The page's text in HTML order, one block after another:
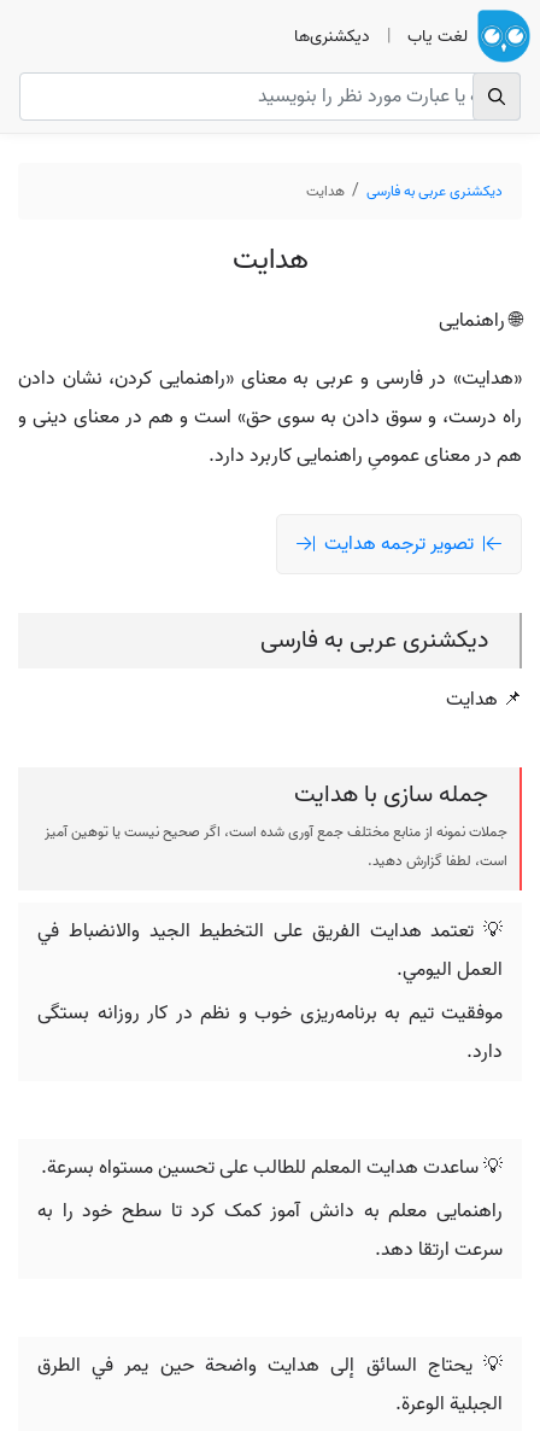
لغت یاب | دیکشنری‌ها
دیکشنری عربی به فارسی هدایت
هدایت
🌐 راهنمایی
«هدایت» در فارسی و عربی به معنای «راهنمایی کردن، نشان دادن
راه درست، و سوق دادن به سوی حق» است و هم در معنای دینی و
هم در معنای عمومیِ راهنمایی کاربرد دارد.
تصویر ترجمه هدایت
دیکشنری عربی به فارسی
📌 هدایت
جمله سازی با هدایت
جملات نمونه از منابع مختلف جمع آوری شده است، اگر صحیح نیست یا توهین آمیز
است، لطفا گزارش دهید.
💡 تعتمد هدایت الفريق على التخطيط الجيد والانضباط في
العمل اليومي.
موفقیت تیم به برنامه‌ریزی خوب و نظم در کار روزانه بستگی
دارد.
💡 ساعدت هدایت المعلم للطالب على تحسين مستواه بسرعة.
راهنمایی معلم به دانش آموز کمک کرد تا سطح خود را به
سرعت ارتقا دهد.
💡 يحتاج السائق إلى هدایت واضحة حين يمر في الطرق
الجبلية الوعرة.